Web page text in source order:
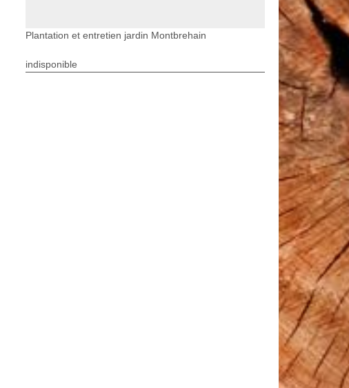
Plantation et entretien jardin Montbrehain
indisponible